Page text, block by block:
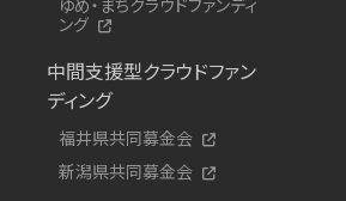
ング
中間支援型クラウドファン
ディング
福井県共同募金会
新潟県共同募金会